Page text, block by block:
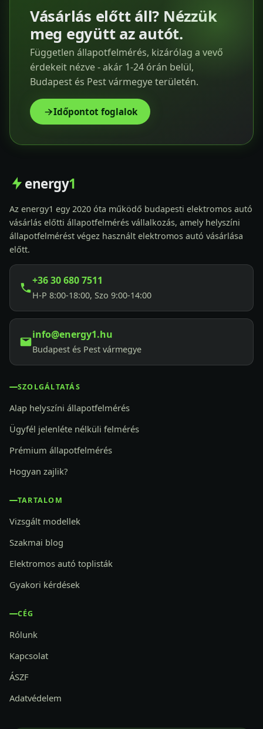
Vásárlás előtt áll? Nézzük
meg együtt az autót.
Független állapotfelmérés, kizárólag a vevő
érdekeit nézve - akár 1-24 órán belül,
Budapest és Pest vármegye területén.
Időpontot foglalok
energy1
Az energy1 egy 2020 óta működő budapesti elektromos autó
vásárlás előtti állapotfelmérés vállalkozás, amely helyszíni
állapotfelmérést végez használt elektromos autó vásárlása
előtt.
+36 30 680 7511
H-P 8:00-18:00, Szo 9:00-14:00
info@energy1.hu
Budapest és Pest vármegye
SZOLGÁLTATÁS
Alap helyszíni állapotfelmérés
Ügyfél jelenléte nélküli felmérés
Prémium állapotfelmérés
Hogyan zajlik?
TARTALOM
Vizsgált modellek
Szakmai blog
Elektromos autó toplisták
Gyakori kérdések
CÉG
Rólunk
Kapcsolat
ÁSZF
Adatvédelem